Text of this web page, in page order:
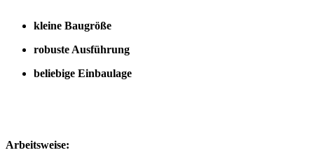
kleine Baugröße
robuste Ausführung
beliebige Einbaulage
Arbeitsweise: